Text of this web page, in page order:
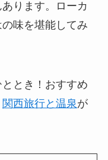
ります。ローカ
味を堪能してみ
ととき！おすすめ
関西旅行と温泉が